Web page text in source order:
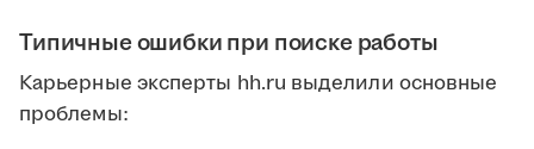
Типичные ошибки при поиске работы
Карьерные эксперты hh.ru выделили основные
проблемы: